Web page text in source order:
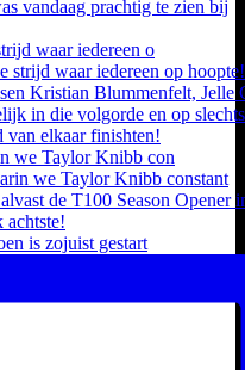
waar iedereen o
we Taylor Knibb con
is zojuist gestart